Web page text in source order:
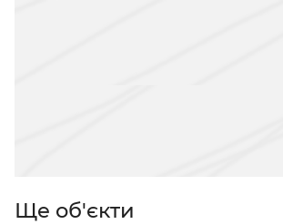
Ще об'єкти